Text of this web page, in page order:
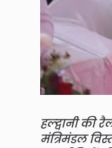
हल्द्वानी की
मंत्रिमंडल